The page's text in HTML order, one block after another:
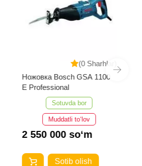
(0 Sharhlar)
Ножовка Bosch GSA 1100
E Professional
Sotuvda bor
Muddatli to‘lov
2 550 000 so‘m
Sotib olish